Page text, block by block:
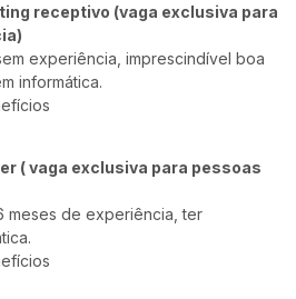
receptivo (vaga exclusiva para
experiência, imprescindível boa
informática.
( vaga exclusiva para pessoas
meses de experiência, ter